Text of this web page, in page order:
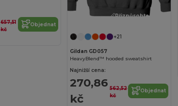
657,51
kč
Objednat
Přizpůsobte si to!
+21
Gildan GD057
HeavyBlend™ hooded sweatshirt
Najnižší cena:
270,86
kč
562,52
kč
Objednat